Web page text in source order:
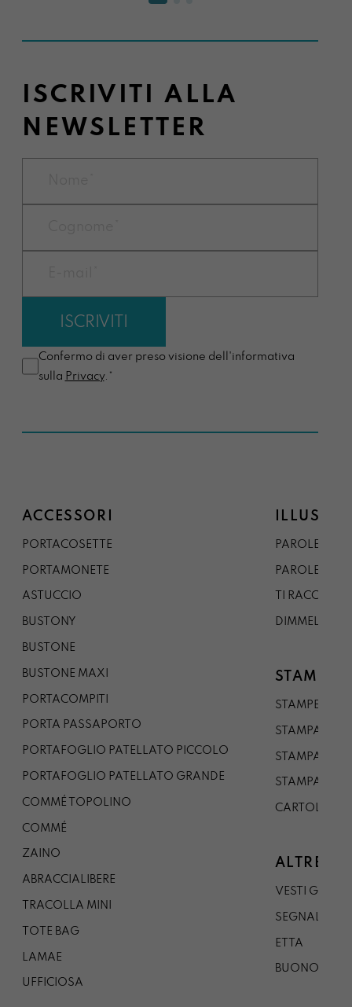
ISCRIVITI ALLA
NEWSLETTER
Confermo di aver preso visione dell'informativa
sulla Privacy.*
ACCESSORI
PORTACOSETTE
PORTAMONETE
ASTUCCIO
BUSTONY
BUSTONE
BUSTONE MAXI
PORTACOMPITI
PORTA PASSAPORTO
PORTAFOGLIO PATELLATO PICCOLO
PORTAFOGLIO PATELLATO GRANDE
COMMÉ TOPOLINO
COMMÉ
ZAINO
ABRACCIALIBERE
TRACOLLA MINI
TOTE BAG
LAMAE
UFFICIOSA
PAROLE DAL
PAROLE DA
TI
DIMMELO
STAMPE
STAMPE A5
STAMPA A3
STAMPA A1
STAMPA A0
CARTOLINA
ALTRE
VESTI
SEGNALIBRO
ETTA
BUONO